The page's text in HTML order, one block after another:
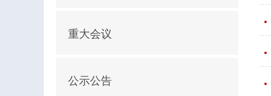
重大会议
公示公告